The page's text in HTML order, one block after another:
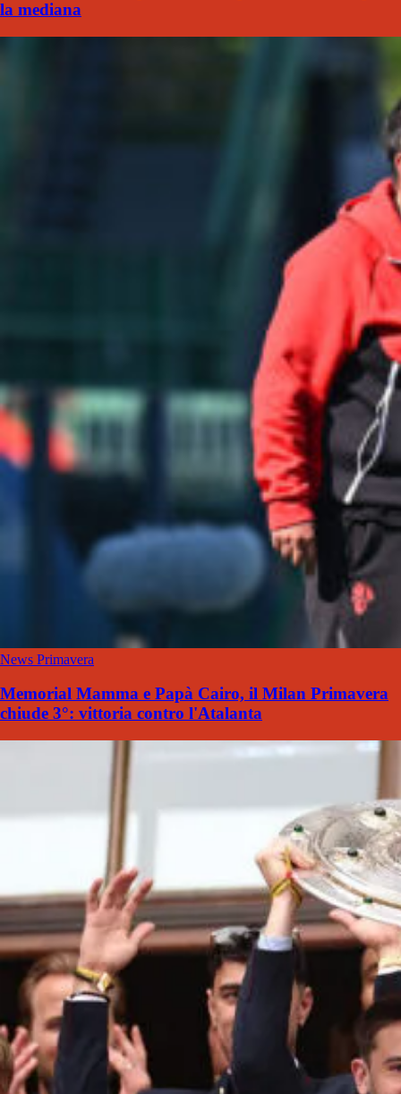
la mediana
News Primavera
Memorial Mamma e Papà Cairo, il Milan Primavera
chiude 3°: vittoria contro l'Atalanta